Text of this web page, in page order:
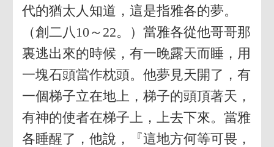
代的猶太人知道，這是指雅各的夢。
（創二八10～22。）當雅各從他哥哥那
裏逃出來的時候，有一晚露天而睡，用
一塊石頭當作枕頭。他夢見天開了，有
一個梯子立在地上，梯子的頭頂著天，
有神的使者在梯子上，上去下來。當雅
各睡醒了，他說，『這地方何等可畏，